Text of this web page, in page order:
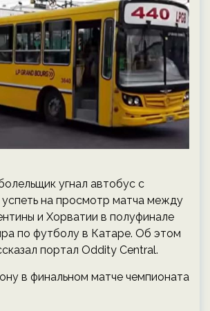
угнал автобус с
на просмотр матча между
и Хорватии в полуфинале
по футболу в Катаре. Об этом
портал Oddity Central.
в финальном матче чемпионата